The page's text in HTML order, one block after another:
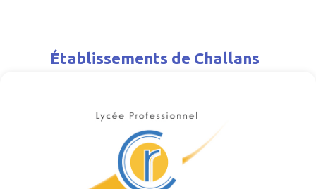
Établissements de Challans